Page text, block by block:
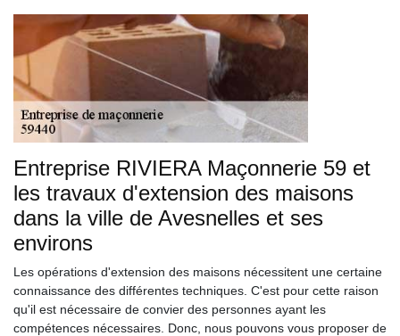
Entreprise RIVIERA Maçonnerie 59 et
les travaux d'extension des maisons
dans la ville de Avesnelles et ses
environs
Les opérations d'extension des maisons nécessitent une certaine
connaissance des différentes techniques. C'est pour cette raison
qu'il est nécessaire de convier des personnes ayant les
compétences nécessaires. Donc, nous pouvons vous proposer de